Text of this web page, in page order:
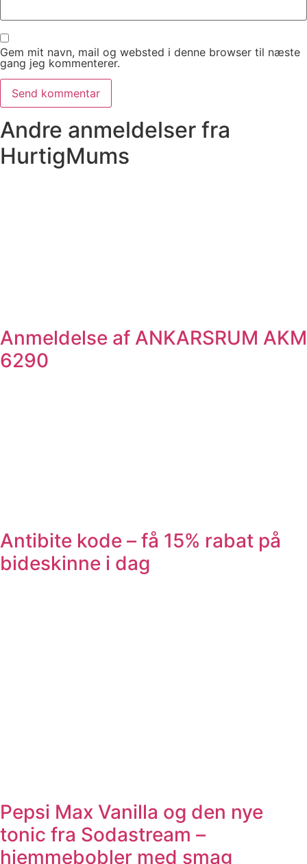
Gem mit navn, mail og websted i denne browser til næste
gang jeg kommenterer.
Andre anmeldelser fra
HurtigMums
Anmeldelse af ANKARSRUM AKM
6290
Antibite kode – få 15% rabat på
bideskinne i dag
Pepsi Max Vanilla og den nye
tonic fra Sodastream –
hjemmebobler med smag